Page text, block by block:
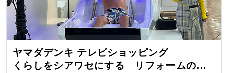
ヤマダデンキ テレビショッピング
くらしをシアワセにする リフォームの